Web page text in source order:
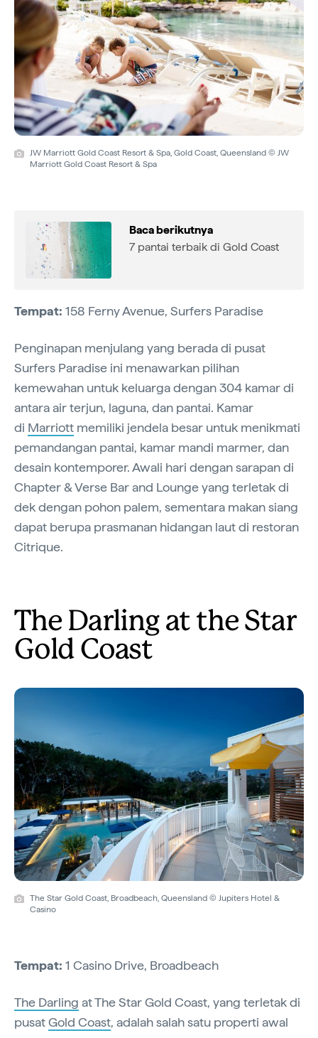
JW Marriott Gold Coast Resort & Spa, Gold Coast, Queensland © JW
Marriott Gold Coast Resort & Spa
Baca berikutnya
7 pantai terbaik di Gold Coast
Tempat: 158 Ferny Avenue, Surfers Paradise
Penginapan menjulang yang berada di pusat
Surfers Paradise ini menawarkan pilihan
kemewahan untuk keluarga dengan 304 kamar di
antara air terjun, laguna, dan pantai. Kamar
di Marriott memiliki jendela besar untuk menikmati
pemandangan pantai, kamar mandi marmer, dan
desain kontemporer. Awali hari dengan sarapan di
Chapter & Verse Bar and Lounge yang terletak di
dek dengan pohon palem, sementara makan siang
dapat berupa prasmanan hidangan laut di restoran
Citrique.
The Darling at the Star
Gold Coast
The Star Gold Coast, Broadbeach, Queensland © Jupiters Hotel &
Casino
Tempat: 1 Casino Drive, Broadbeach
The Darling at The Star Gold Coast, yang terletak di
pusatGold Coast, adalah salah satu properti awal